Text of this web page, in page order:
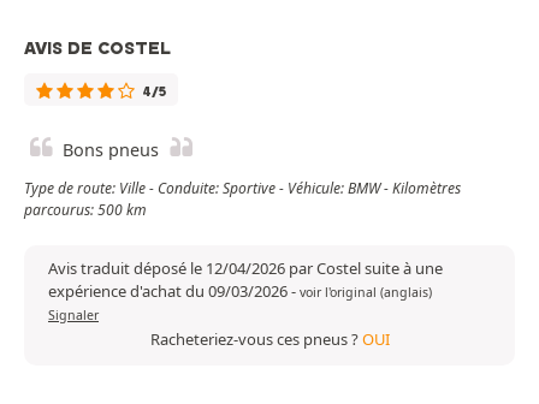
AVIS DE COSTEL
4/5
Bons pneus
Type de route: Ville - Conduite: Sportive - Véhicule: BMW - Kilomètres
parcourus: 500 km
Avis traduit déposé le 12/04/2026 par Costel suite à une
expérience d'achat du 09/03/2026- voir l'original (anglais)
Signaler
Racheteriez-vous ces pneus ?OUI